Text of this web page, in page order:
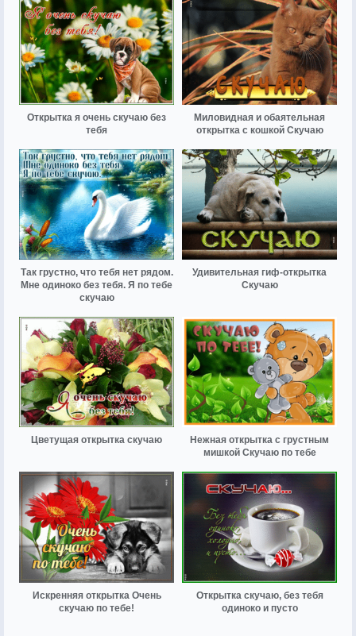
Открытка я очень скучаю без
тебя
Миловидная и обаятельная
открытка с кошкой Скучаю
Так грустно, что тебя нет рядом.
Мне одиноко без тебя. Я по тебе
скучаю
Удивительная гиф-открытка
Скучаю
Цветущая открытка скучаю
Нежная открытка с грустным
мишкой Скучаю по тебе
Искренняя открытка Очень
скучаю по тебе!
Открытка скучаю, без тебя
одиноко и пусто